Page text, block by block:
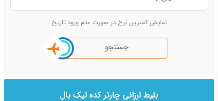
نمایش کمترین نرخ در صورت عدم ورود تاریخ
جستجو
بلیط ارزانی چارتر کده تیک بال